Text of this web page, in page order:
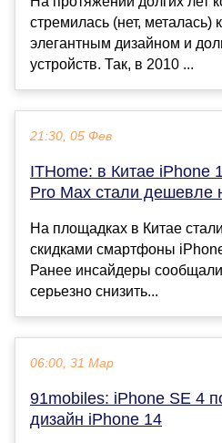
стремилась (нет, металась)
элегантным дизайном и
устройств. Так, в 2010 ...
21:30, 05 Фев
ITHome: в Китае iPhone
Pro Max стали дешевле
На площадках в Китае
скидками смартфоны
Ранее инсайдеры
серьезно снизить...
06:00, 31 Мар
91mobiles: iPhone SE 4
дизайн iPhone 14